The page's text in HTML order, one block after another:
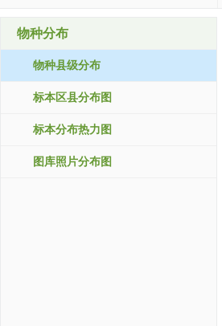
物种分布
物种县级分布
标本区县分布图
标本分布热力图
图库照片分布图